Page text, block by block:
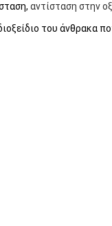
αντίσταση στην
του άνθρακα